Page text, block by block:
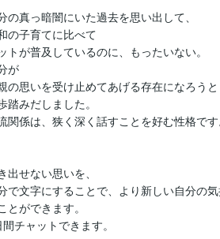
の真っ暗闇にいた過去を思い出して、
の子育てに比べて
トが普及しているのに、もったいない。
が
の思いを受け止めてあげる存在になろうと
踏みだしました。
関係は、狭く深く話すことを好む性格です
出せない思いを、
で文字にすることで、より新しい自分の
とができます。
チャットできます。